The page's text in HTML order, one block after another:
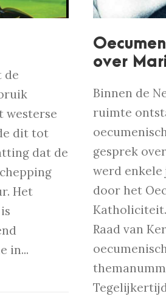
de
westerse
dit tot
dat de
Het
in...
over
Binnen de
ruimte
gesprek
werd enkele
door het
Raad van